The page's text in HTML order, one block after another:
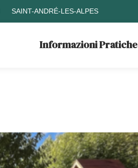
SAINT-ANDRÉ-LES-ALPES
Informazioni Pratiche